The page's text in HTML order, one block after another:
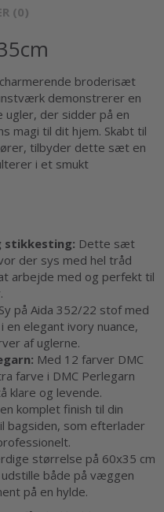
(0)
broderisæt
demonstrerer en
der sidder på en
magi til dit hjem. Skabt til
tilbyder dette sæt en
i et smukt
stikkesting: Dette sæt
der sys med hel tråd
arbejde med og perfekt til
Sy på Aida 352/22 stof med
elegant ivory nuance,
af uglerne.
Med 12 farver DMC
farve i DMC Perlegarn
klare og levende.
komplet finish til din
bagsiden, som efterlader
størrelse på 60x35 cm
både på væggen
på en hylde.